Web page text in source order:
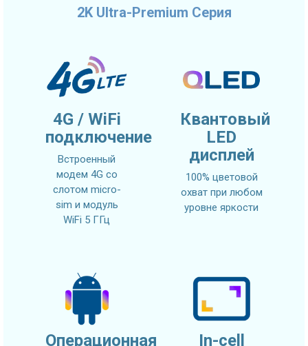
2K Ultra-Premium Серия
4G / WiFi
подключение
Встроенный
модем 4G со
слотом micro-
sim и модуль
WiFi 5 ГГц
Квантовый
LED
дисплей
100% цветовой
охват при любом
уровне яркости
Операционная In-cell